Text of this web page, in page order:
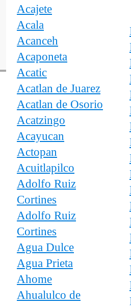
Acajete
Acala
Acanceh
Acaponeta
Acatic
Acatlan de Juarez
Acatlan de Osorio
Acatzingo
Acayucan
Actopan
Acuitlapilco
Adolfo Ruiz
Cortines
Adolfo Ruiz
Cortines
Agua Dulce
Agua Prieta
Ahome
Ahualulco de